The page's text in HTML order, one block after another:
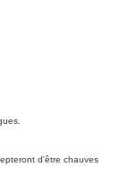
d'être chauves